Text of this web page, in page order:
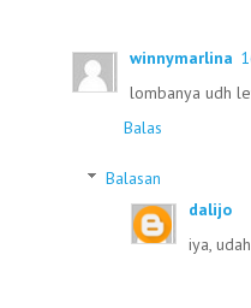
winnymarlina
lombanya udh
Balas
Balasan
dalijo
iya,